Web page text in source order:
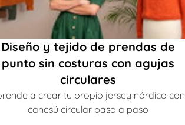
Diseño y tejido de prendas de
punto sin costuras con agujas
circulares
a crear tu propio jersey nórdico con
canesú circular paso a paso